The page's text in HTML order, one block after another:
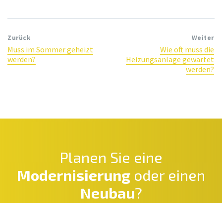
Zurück
Muss im Sommer geheizt
werden?
Weiter
Wie oft muss die
Heizungsanlage gewartet
werden?
Planen Sie eine
Modernisierung oder einen
Neubau?